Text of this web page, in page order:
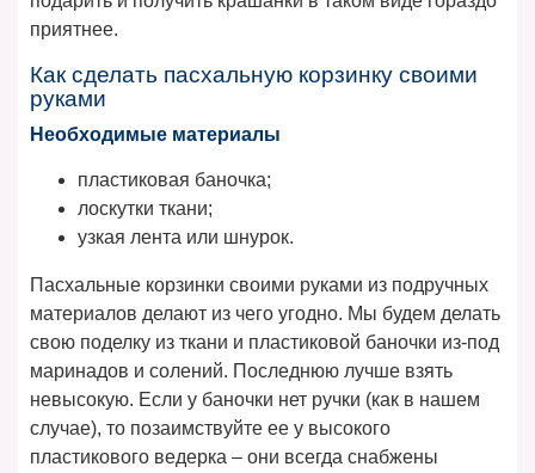
приятнее.
Как сделать пасхальную корзинку своими
руками
Необходимые материалы
пластиковая баночка;
лоскутки ткани;
узкая лента или шнурок.
Пасхальные корзинки своими руками из подручных
материалов делают из чего угодно. Мы будем делать
свою поделку из ткани и пластиковой баночки из-под
маринадов и солений. Последнюю лучше взять
невысокую. Если у баночки нет ручки (как в нашем
случае), то позаимствуйте ее у высокого
пластикового ведерка – они всегда снабжены